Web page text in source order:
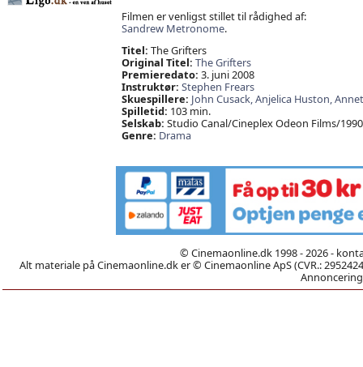
Filmen er venligst stillet til rådighed af:
Sandrew Metronome.
Titel: The Grifters
Original Titel: The Grifters
Premieredato: 3. juni 2008
Instruktør: Stephen Frears
Skuespillere: John Cusack,Anjelica Huston,
Spilletid: 103 min.
Selskab: Studio Canal/Cineplex Odeon Films/1990
Genre: Drama
© Cinemaonline.dk 1998 - 2026 -
Alt materiale på Cinemaonline.dk er © Cinemaonline ApS (CVR.: